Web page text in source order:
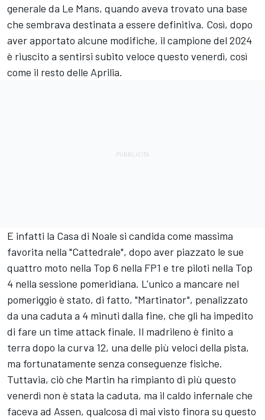
generale da Le Mans, quando aveva trovato una base
che sembrava destinata a essere definitiva. Così, dopo
aver apportato alcune modifiche, il campione del 2024
è riuscito a sentirsi subito veloce questo venerdì, così
come il resto delle Aprilia.
E infatti la Casa di Noale si candida come massima
favorita nella "Cattedrale", dopo aver piazzato le sue
quattro moto nella Top 6 nella FP1 e tre piloti nella Top
4 nella sessione pomeridiana. L'unico a mancare nel
pomeriggio è stato, di fatto, "Martinator", penalizzato
da una caduta a 4 minuti dalla fine, che gli ha impedito
di fare un time attack finale. Il madrileno è finito a
terra dopo la curva 12, una delle più veloci della pista,
ma fortunatamente senza conseguenze fisiche.
Tuttavia, ciò che Martin ha rimpianto di più questo
venerdì non è stata la caduta, ma il caldo infernale che
faceva ad Assen, qualcosa di mai visto finora su questo